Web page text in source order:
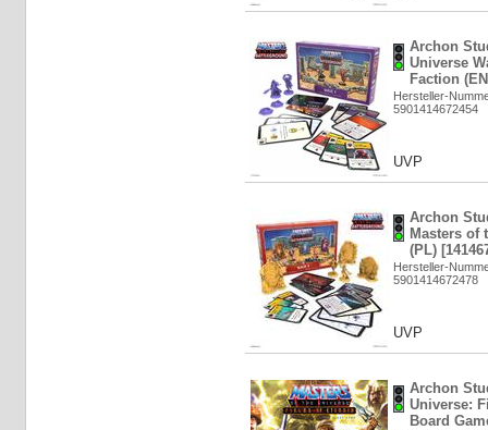
Archon
Universe
Faction
Hersteller-
5901414672454
UVP
Archon
Masters of
(PL)
Hersteller-
5901414672478
UVP
Archon
Universe:
Board